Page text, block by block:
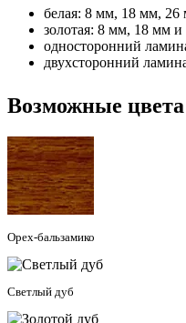
белая: 8 мм, 18 мм, 26
золотая: 8 мм, 18 мм
односторонний
двухсторонний
Возможные
Орех-бальзамико
Светлый дуб